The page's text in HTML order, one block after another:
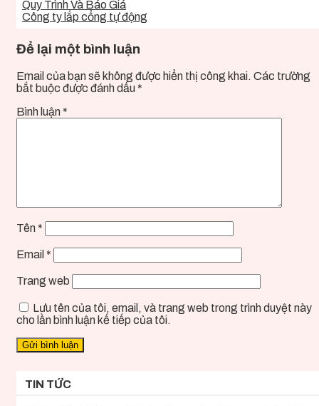
Quy Trình Và Báo Giá
Công ty lắp cổng tự động
Để lại một bình luận
Email của bạn sẽ không được hiển thị công khai. Các trường
bắt buộc được đánh dấu *
Bình luận *
Tên *
Email *
Trang web
Lưu tên của tôi, email, và trang web trong trình duyệt này
cho lần bình luận kế tiếp của tôi.
TIN TỨC